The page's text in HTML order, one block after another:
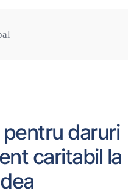
pentru daruri
caritabil la